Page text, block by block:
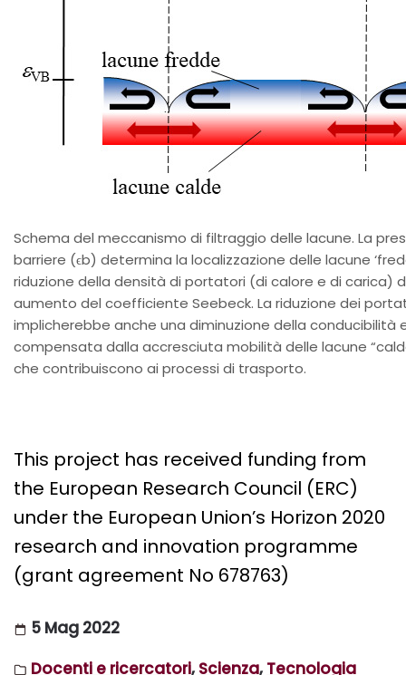
Schema del meccanismo di filtraggio delle lacune. La
barriere (ϵb) determina la localizzazione delle lacune
riduzione della densità di portatori (di calore e di carica)
aumento del coefficiente Seebeck. La riduzione dei
implicherebbe anche una diminuzione della conducibilità
compensata dalla accresciuta mobilità delle lacune
che contribuiscono ai processi di trasporto.
This project has received funding from
the European Research Council (ERC)
under the European Union’s Horizon 2020
research and innovation programme
(grant agreement No 678763)
5 Mag 2022
Docenti e ricercatori, Scienza, Tecnologia